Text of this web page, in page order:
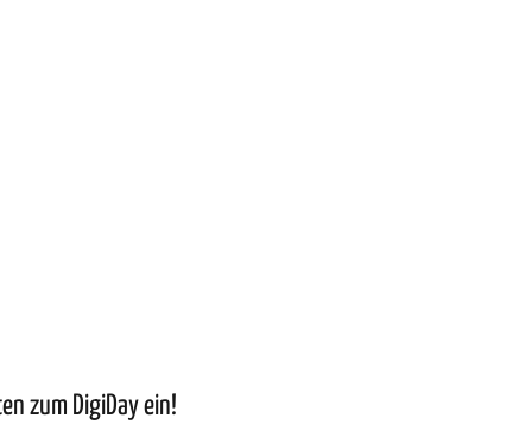
zum DigiDay ein!